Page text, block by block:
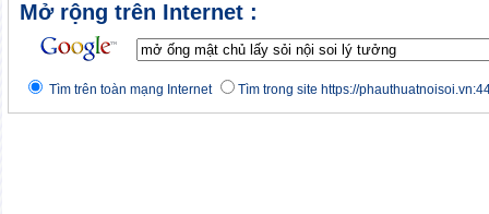
Mở rộng trên Internet :
Tìm trên toàn mạng Internet Tìm trong site https://